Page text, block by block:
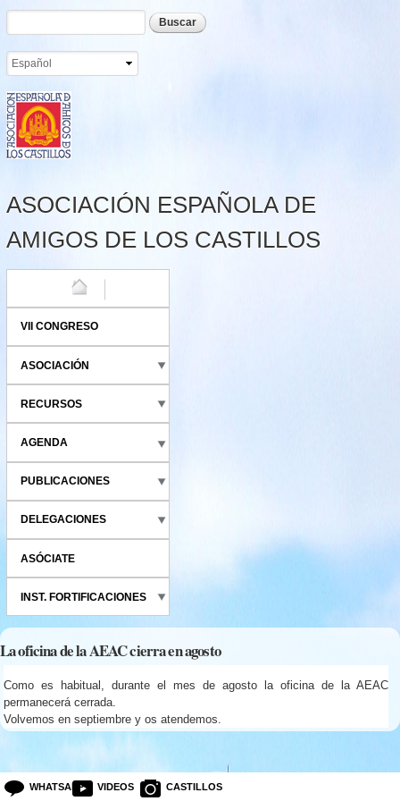
Pasar al
contenido
Formulario de búsqueda
Buscar
ASOCIACIÓN ESPAÑOLA DE
AMIGOS DE LOS CASTILLOS
VII CONGRESO
ASOCIACIÓN
RECURSOS
AGENDA
PUBLICACIONES
DELEGACIONES
ASÓCIATE
INST. FORTIFICACIONES
La oficina de la AEAC cierra en agosto
Como es habitual, durante el mes de agosto la oficina de la AEAC
permanecerá cerrada.
Volvemos en septiembre y os atendemos.
WHATSAPP VIDEOS CASTILLOS